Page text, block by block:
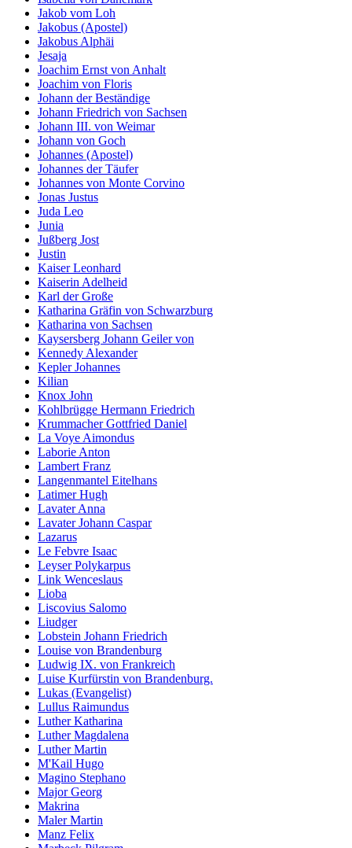
Jakob vom Loh
Jakobus (Apostel)
Jakobus Alphäi
Jesaja
Joachim Ernst von Anhalt
Joachim von Floris
Johann der Beständige
Johann Friedrich von Sachsen
Johann III. von Weimar
Johann von Goch
Johannes (Apostel)
Johannes der Täufer
Johannes von Monte Corvino
Jonas Justus
Juda Leo
Junia
Jußberg Jost
Justin
Kaiser Leonhard
Kaiserin Adelheid
Karl der Große
Katharina Gräfin von Schwarzburg
Katharina von Sachsen
Kaysersberg Johann Geiler von
Kennedy Alexander
Kepler Johannes
Kilian
Knox John
Kohlbrügge Hermann Friedrich
Krummacher Gottfried Daniel
La Voye Aimondus
Laborie Anton
Lambert Franz
Langenmantel Eitelhans
Latimer Hugh
Lavater Anna
Lavater Johann Caspar
Lazarus
Le Febvre Isaac
Leyser Polykarpus
Link Wenceslaus
Lioba
Liscovius Salomo
Liudger
Lobstein Johann Friedrich
Louise von Brandenburg
Ludwig IX. von Frankreich
Luise Kurfürstin von Brandenburg.
Lukas (Evangelist)
Lullus Raimundus
Luther Katharina
Luther Magdalena
Luther Martin
M'Kail Hugo
Magino Stephano
Major Georg
Makrina
Maler Martin
Manz Felix